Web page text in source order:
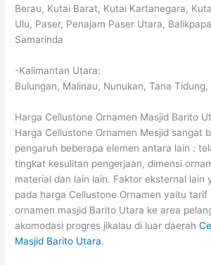
Berau, Kutai Barat, Kutai Kartanegara,
Ulu, Paser, Penajam Paser Utara,
Samarinda
-Kalimantan Utara:
Bulungan, Malinau, Nunukan, Tana Tidung,
Harga Cellustone Ornamen Masjid Barito
Harga Cellustone Ornamen Mesjid sangat
pengaruh beberapa elemen antara lain :
tingkat kesulitan pengerjaan, dimensi
material dan lain lain. Faktor eksternal lain
pada harga Cellustone Ornamen yaitu tarif
ornamen masjid Barito Utara ke area
akomodasi progres jikalau di luar daerah
Masjid Barito Utara.